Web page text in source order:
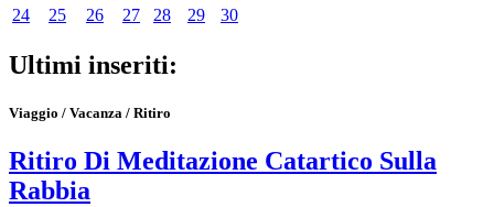
24
25 26 27 28 29 30
Ultimi inseriti:
Viaggio / Vacanza / Ritiro
Ritiro Di Meditazione Catartico Sulla
Rabbia